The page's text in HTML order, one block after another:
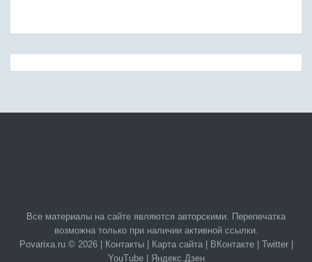
Все материалы на сайте являются авторскими. Перепечатка
возможна только при наличии активной ссылки.
Povarixa.ru © 2026 |
Контакты| Карта сайта| ВКонтакте| Twitter|
YouTube| Яндекс.Дзен